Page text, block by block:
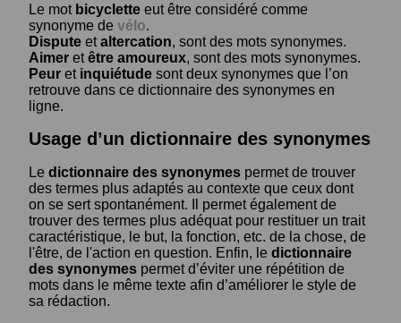
Le mot bicyclette eut être considéré comme
synonyme de vélo.
Dispute etaltercation, sont des mots synonymes.
Aimer etêtre amoureux, sont des mots synonymes.
Peur et inquiétude sont deux synonymes que l’on
retrouve dans ce dictionnaire des synonymes en
ligne.
Usage d’un dictionnaire des synonymes
Le dictionnaire des synonymes permet de trouver
des termes plus adaptés au contexte que ceux dont
on se sert spontanément. Il permet également de
trouver des termes plus adéquat pour restituer un trait
caractéristique, le but, la fonction, etc. de la chose, de
l'être, de l'action en question. Enfin, le dictionnaire
des synonymes permet d’éviter une répétition de
mots dans le même texte afin d’améliorer le style de
sa rédaction.